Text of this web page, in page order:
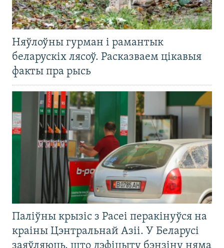
Няўлоўны гурман і рамантык
беларускіх лясоў. Расказваем цікавыя
факты пра рысь
Паліўны крызіс з Расеі перакінуўся на
краіны Цэнтральнай Азіі. У Беларусі